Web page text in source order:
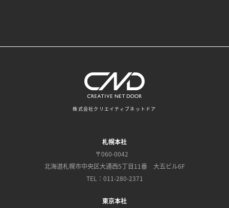
株式会社クリエイティブネットドア
札幌本社
〒060-0042
北海道札幌市中央区大通西5丁目11番 大五ビル6F
TEL：011-280-2371
東京本社